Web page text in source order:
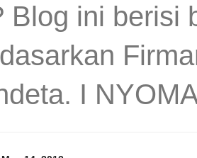
Blog ini berisi
I